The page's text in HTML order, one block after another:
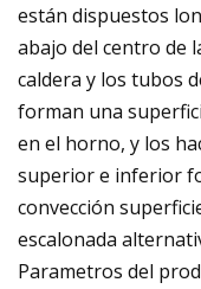
están dispuestos
abajo del centro de
caldera y los tubos
forman una
en el horno, y los
superior e inferior
convección
escalonada
Parametros del